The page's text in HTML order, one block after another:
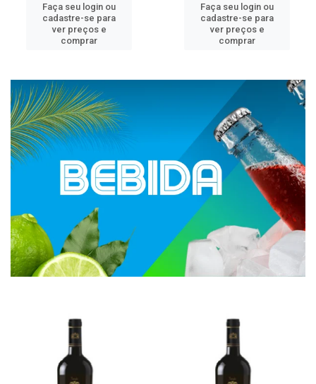
Faça seu login ou
cadastre-se para
ver preços e
comprar
Faça seu login ou
cadastre-se para
ver preços e
comprar